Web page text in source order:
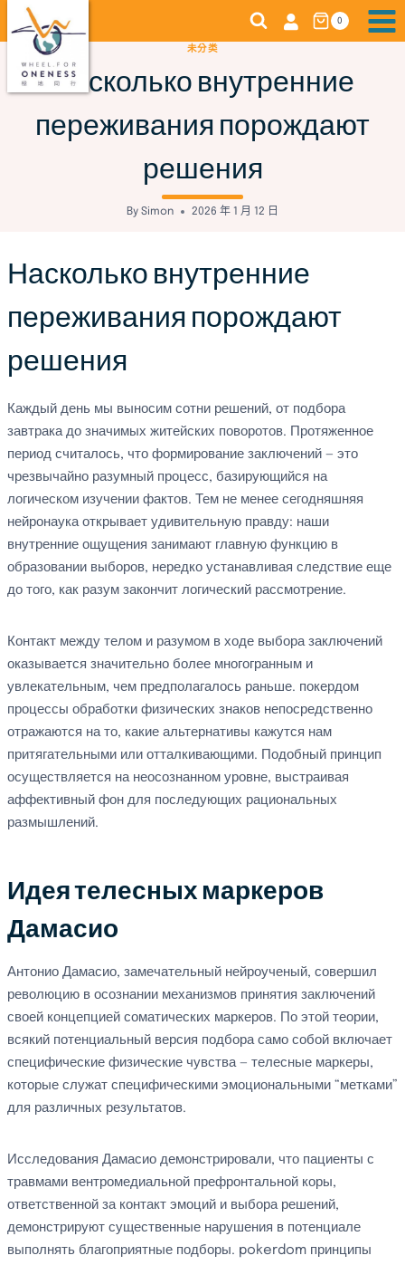
to
content
0
未分类
Насколько внутренние
переживания порождают
решения
By Simon 2026 年 1 月 12 日
Насколько внутренние
переживания порождают
решения
Каждый день мы выносим сотни решений, от подбора
завтрака до значимых житейских поворотов. Протяженное
период считалось, что формирование заключений — это
чрезвычайно разумный процесс, базирующийся на
логическом изучении фактов. Тем не менее сегодняшняя
нейронаука открывает удивительную правду: наши
внутренние ощущения занимают главную функцию в
образовании выборов, нередко устанавливая следствие еще
до того, как разум закончит логический рассмотрение.
Контакт между телом и разумом в ходе выбора заключений
оказывается значительно более многогранным и
увлекательным, чем предполагалось раньше. покердом
процессы обработки физических знаков непосредственно
отражаются на то, какие альтернативы кажутся нам
притягательными или отталкивающими. Подобный принцип
осуществляется на неосознанном уровне, выстраивая
аффективный фон для последующих рациональных
размышлений.
Идея телесных маркеров
Дамасио
Антонио Дамасио, замечательный нейроученый, совершил
революцию в осознании механизмов принятия заключений
своей концепцией соматических маркеров. По этой теории,
всякий потенциальный версия подбора само собой включает
специфические физические чувства — телесные маркеры,
которые служат специфическими эмоциональными “метками”
для различных результатов.
Исследования Дамасио демонстрировали, что пациенты с
травмами вентромедиальной префронтальной коры,
ответственной за контакт эмоций и выбора решений,
демонстрируют существенные нарушения в потенциале
выполнять благоприятные подборы. pokerdom принципы